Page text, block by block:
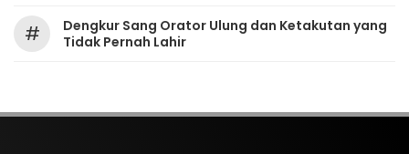
#
Dengkur Sang Orator Ulung dan Ketakutan yang
Tidak Pernah Lahir